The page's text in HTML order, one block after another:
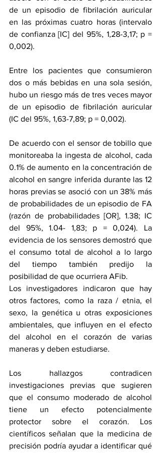
de un episodio de fibrilación auricular
en las próximas cuatro horas (intervalo
de confianza [IC] del 95%, 1,28-3,17; p =
0,002).
Entre los pacientes que consumieron
dos o más bebidas en una sola sesión,
hubo un riesgo más de tres veces mayor
de un episodio de fibrilación auricular
(IC del 95%, 1,63-7,89; p = 0,002).
De acuerdo con el sensor de tobillo que
monitoreaba la ingesta de alcohol, cada
0.1% de aumento en la concentración de
alcohol en sangre inferida durante las 12
horas previas se asoció con un 38% más
de probabilidades de un episodio de FA
(razón de probabilidades [OR], 1.38; IC
del 95%, 1.04- 1,83; p = 0,024). La
evidencia de los sensores demostró que
el consumo total de alcohol a lo largo
del tiempo también predijo la
posibilidad de que ocurriera AFib.
Los investigadores indicaron que hay
otros factores, como la raza / etnia, el
sexo, la genética u otras exposiciones
ambientales, que influyen en el efecto
del alcohol en el corazón de varias
maneras y deben estudiarse.
Los hallazgos contradicen
investigaciones previas que sugieren
que el consumo moderado de alcohol
tiene un efecto potencialmente
protector sobre el corazón. Los
científicos señalan que la medicina de
precisión podría ayudar a identificar qué